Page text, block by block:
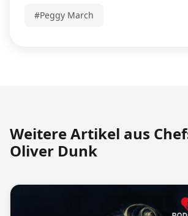
#Peggy March
Weitere Artikel aus
Oliver Dunk